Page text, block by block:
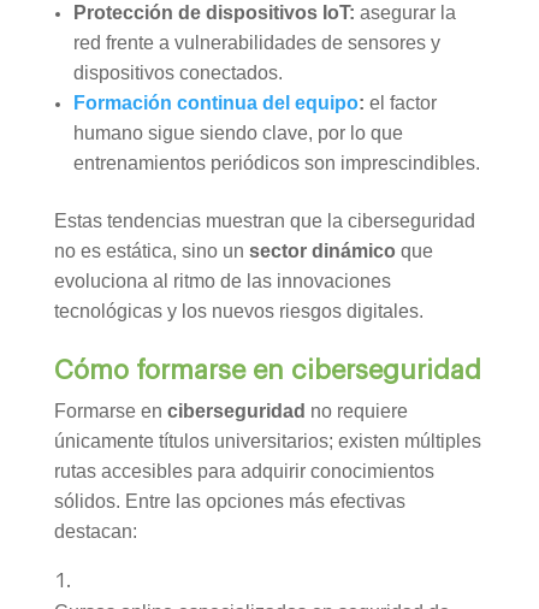
Protección de dispositivos IoT: asegurar la
red frente a vulnerabilidades de sensores y
dispositivos conectados.
Formación continua del equipo: el factor
humano sigue siendo clave, por lo que
entrenamientos periódicos son imprescindibles.
Estas tendencias muestran que la ciberseguridad
no es estática, sino un sector dinámico que
evoluciona al ritmo de las innovaciones
tecnológicas y los nuevos riesgos digitales.
Cómo formarse en ciberseguridad
Formarse en ciberseguridad no requiere
únicamente títulos universitarios; existen múltiples
rutas accesibles para adquirir conocimientos
sólidos. Entre las opciones más efectivas
destacan: